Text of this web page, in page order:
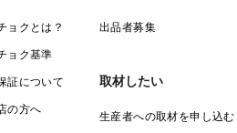
ョクとは？
ョク基準
証について
の方へ
出品者募集
取材したい
生産者への取材を申し込む